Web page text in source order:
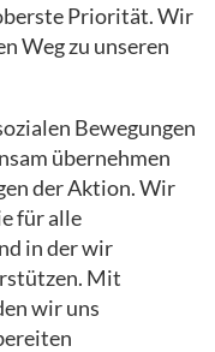
Priorität. Wir
Weg zu unseren
Bewegungen
übernehmen
der Aktion. Wir
für alle
in der wir
Mit
wir uns